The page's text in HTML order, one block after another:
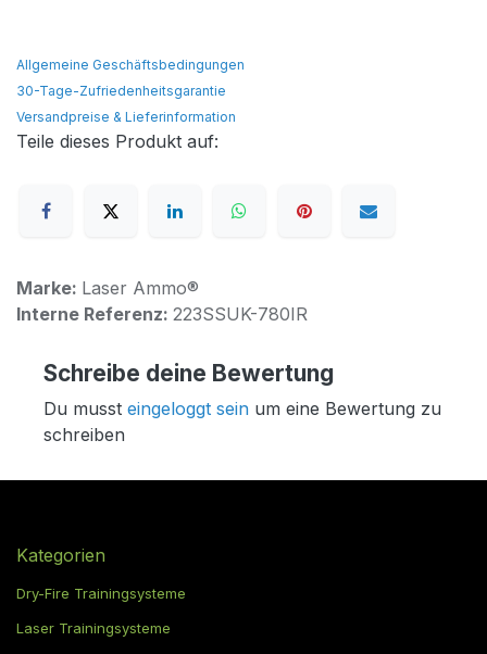
Allgemeine Geschäftsbedingungen
30-Tage-Zufriedenheitsgarantie
Versandpreise & Lieferinformation
Teile dieses Produkt auf:
Marke: Laser Ammo®
Interne Referenz: 223SSUK-780IR
Schreibe deine Bewertung
Du musst eingeloggt sein um eine Bewertung zu
schreiben
Kategorien
Dry-Fire Trainingsysteme
Laser Trainingsysteme